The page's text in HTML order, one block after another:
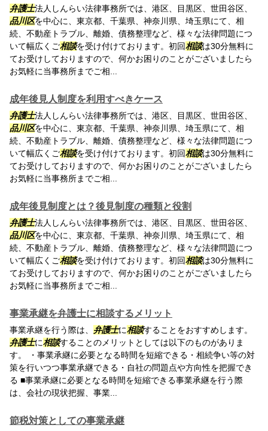
弁護士法人しんらい法律事務所では、港区、目黒区、世田谷区、
品川区を中心に、東京都、千葉県、神奈川県、埼玉県にて、相
続、不動産トラブル、離婚、債務整理など、様々な法律問題につ
いて幅広くご相談を受け付けております。初回相談は30分無料に
てお受けしておりますので、何かお困りのことがございましたら
お気軽に当事務所までご相...
成年後見人制度を利用すべきケース
弁護士法人しんらい法律事務所では、港区、目黒区、世田谷区、
品川区を中心に、東京都、千葉県、神奈川県、埼玉県にて、相
続、不動産トラブル、離婚、債務整理など、様々な法律問題につ
いて幅広くご相談を受け付けております。初回相談は30分無料に
てお受けしておりますので、何かお困りのことがございましたら
お気軽に当事務所までご相...
成年後見制度とは？後見制度の種類と役割
弁護士法人しんらい法律事務所では、港区、目黒区、世田谷区、
品川区を中心に、東京都、千葉県、神奈川県、埼玉県にて、相
続、不動産トラブル、離婚、債務整理など、様々な法律問題につ
いて幅広くご相談を受け付けております。初回相談は30分無料に
てお受けしておりますので、何かお困りのことがございましたら
お気軽に当事務所までご相...
事業承継を弁護士に相談するメリット
事業承継を行う際は、 弁護士に相談することをおすすめします。
弁護士に相談することのメリットとしては以下のものがありま
す。 ・事業承継に必要となる時間を短縮できる・相続争い等の対
策を行いつつ事業承継できる・自社の問題点や方向性を把握でき
る ■事業承継に必要となる時間を短縮できる事業承継を行う際
は、会社の現状把握、事業...
節税対策としての事業承継